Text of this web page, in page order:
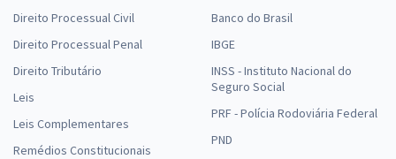
Direito Processual Civil
Direito Processual Penal
Direito Tributário
Leis
Leis Complementares
Remédios Constitucionais
Banco do Brasil
IBGE
INSS - Instituto Nacional do
Seguro Social
PRF - Polícia Rodoviária Federal
PND